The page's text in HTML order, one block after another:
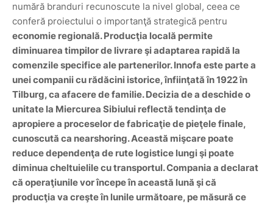
numără branduri recunoscute la nivel global, ceea ce
conferă proiectului o importanţă strategică pentru
economie regională. Producţia locală permite
diminuarea timpilor de livrare şi adaptarea rapidă la
comenzile specifice ale partenerilor. Innofa este parte a
unei companii cu rădăcini istorice, înfiinţată în 1922 în
Tilburg, ca afacere de familie. Decizia de a deschide o
unitate la Miercurea Sibiului reflectă tendinţa de
apropiere a proceselor de fabricaţie de pieţele finale,
cunoscută ca nearshoring. Această mişcare poate
reduce dependenţa de rute logistice lungi şi poate
diminua cheltuielile cutransportul. Compania a declarat
că operaţiunile vor începe în această lună şi că
producţia va creşte în lunile următoare, pe măsură ce